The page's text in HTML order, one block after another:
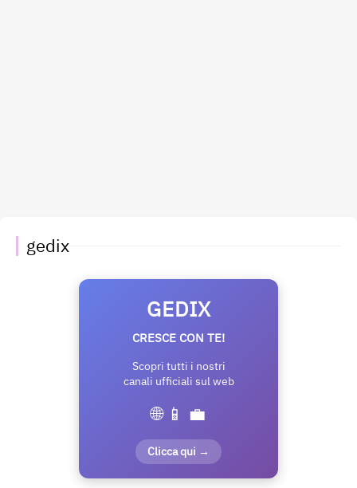
gedix
GEDIX
CRESCE CON TE!
Scopri tutti i nostri
canali ufficiali sul web
🌐 📱 💼
Clicca qui →